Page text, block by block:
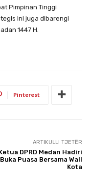
Pimpinan Tinggi
ini juga dibarengi
1447 H.
Pinterest
ARTIKULLI TJETËR
DPRD Medan Hadiri
Buka Puasa Bersama Wali
Kota